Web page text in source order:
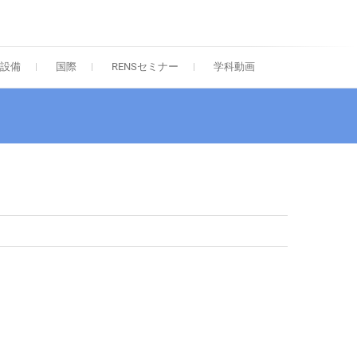
応用化学専攻
備 国際 RENSセミナー 学科動画